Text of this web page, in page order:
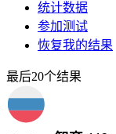
统计数据
参加测试
恢复我的结果
最后20个结果